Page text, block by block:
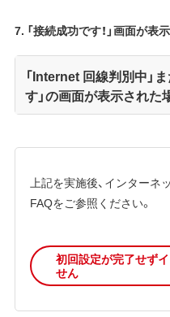
7. 「接続成功です！」画面が表
「Internet 回線判別中」
す」の画面が表示された
上記を実施後、インターネ
FAQをご参照ください。
初回設定が完了せず
せん